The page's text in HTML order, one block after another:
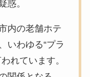
惑。
内の老舗ホテ
いわゆる“プラ
れています。